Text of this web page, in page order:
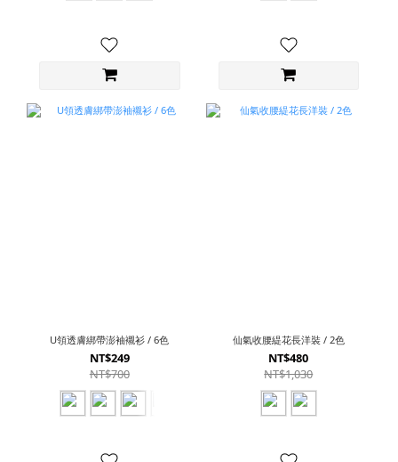
U領透膚綁帶澎袖襯衫 / 6色
NT$249
NT$700
仙氣收腰緹花長洋裝 / 2色
NT$480
NT$1,030